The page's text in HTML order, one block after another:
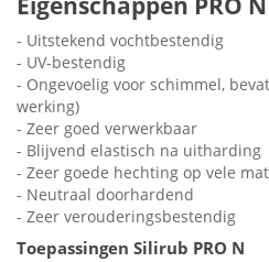
- Uitstekend vochtbestendig
- UV-bestendig
- Ongevoelig voor schimmel,
werking)
- Zeer goed verwerkbaar
- Blijvend elastisch na uitharding
- Zeer goede hechting op vele
- Neutraal doorhardend
- Zeer verouderingsbestendig
Toepassingen Silirub PRO N